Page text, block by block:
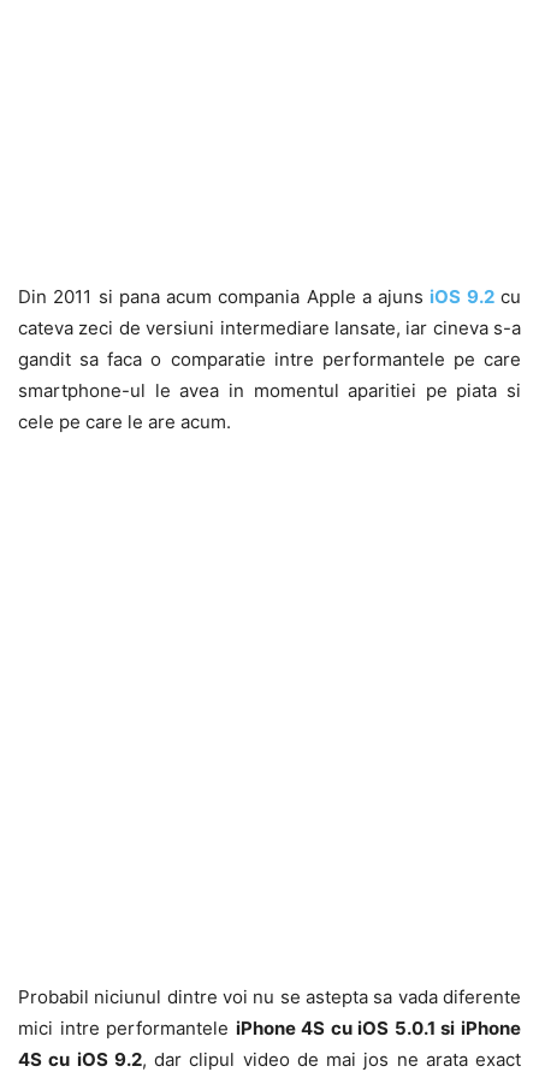
Din 2011 si pana acum compania Apple a ajuns iOS 9.2cu
cateva zeci de versiuni intermediare lansate, iar cineva s-a
gandit sa faca o comparatie intre performantele pe care
smartphone-ul le avea in momentul aparitiei pe piata si
cele pe care le are acum.
Probabil niciunul dintre voi nu se astepta sa vada diferente
mici intre performantele iPhone 4S cu iOS 5.0.1 si iPhone
4S cu iOS 9.2, dar clipul video de mai jos ne arata exact